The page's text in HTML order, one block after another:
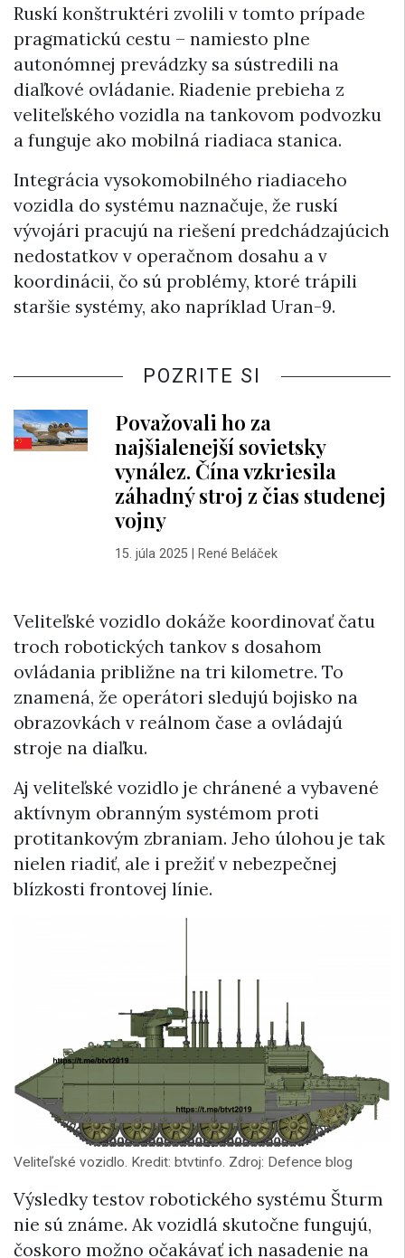
Ruskí konštruktéri zvolili v tomto prípade
pragmatickú cestu – namiesto plne
autonómnej prevádzky sa sústredili na
diaľkové ovládanie. Riadenie prebieha z
veliteľského vozidla na tankovom podvozku
a funguje ako mobilná riadiaca stanica.
Integrácia vysokomobilného riadiaceho
vozidla do systému naznačuje, že ruskí
vývojári pracujú na riešení predchádzajúcich
nedostatkov v operačnom dosahu a v
koordinácii, čo sú problémy, ktoré trápili
staršie systémy, ako napríklad Uran-9.
POZRITE SI
Považovali ho za
najšialenejší sovietsky
vynález. Čína vzkriesila
záhadný stroj z čias studenej
vojny
15. júla 2025| René Beláček
Veliteľské vozidlo dokáže koordinovať čatu
troch robotických tankov s dosahom
ovládania približne na tri kilometre. To
znamená, že operátori sledujú bojisko na
obrazovkách v reálnom čase a ovládajú
stroje na diaľku.
Aj veliteľské vozidlo je chránené a vybavené
aktívnym obranným systémom proti
protitankovým zbraniam. Jeho úlohou je tak
nielen riadiť, ale i prežiť v nebezpečnej
blízkosti frontovej línie.
Veliteľské vozidlo. Kredit: btvtinfo. Zdroj: Defence blog
Výsledky testov robotického systému Šturm
nie sú známe. Ak vozidlá skutočne fungujú,
čoskoro možno očakávať ich nasadenie na